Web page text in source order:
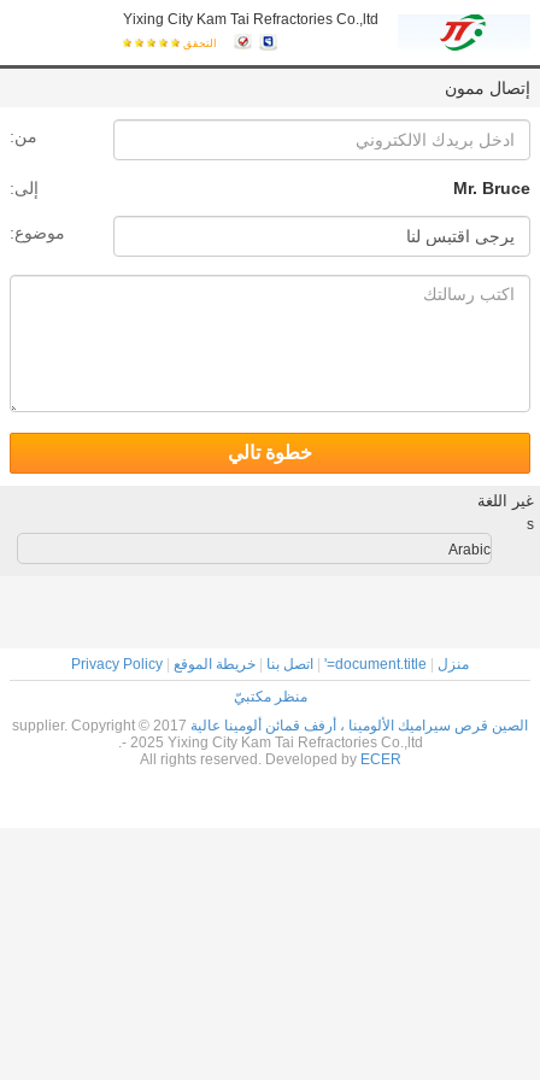
Yixing City Kam Tai Refractories Co.,ltd
التحقق
إتصال ممون
من:
إلى: Mr. Bruce
موضوع:
خطوة تالي
غير اللغة
s
Arabic
منزل document.title=' اتصل بنا خريطة الموقع
Privacy Policy
منظر مكتبيّ
الصين قرص سيراميك الألومينا ، أرفف قمائن ألومينا عالية supplier. Copyright © 2017
- 2025 Yixing City Kam Tai Refractories Co.,ltd.
All rights reserved. Developed by ECER